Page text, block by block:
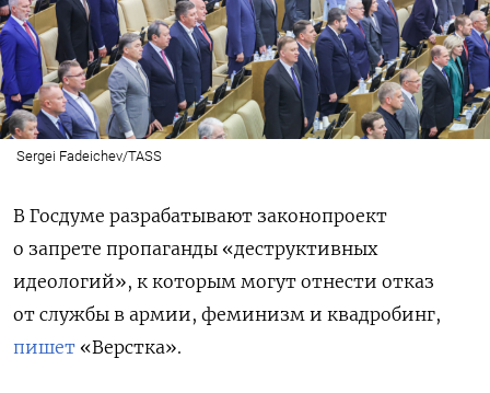
Sergei Fadeichev/TASS
В Госдуме разрабатывают законопроект
о запрете пропаганды «деструктивных
идеологий», к которым могут отнести отказ
от службы в армии, феминизм и квадробинг,
пишет «Верстка».